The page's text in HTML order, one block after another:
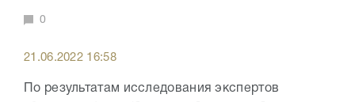
0
21.06.2022 16:58
По результатам исследования экспертов